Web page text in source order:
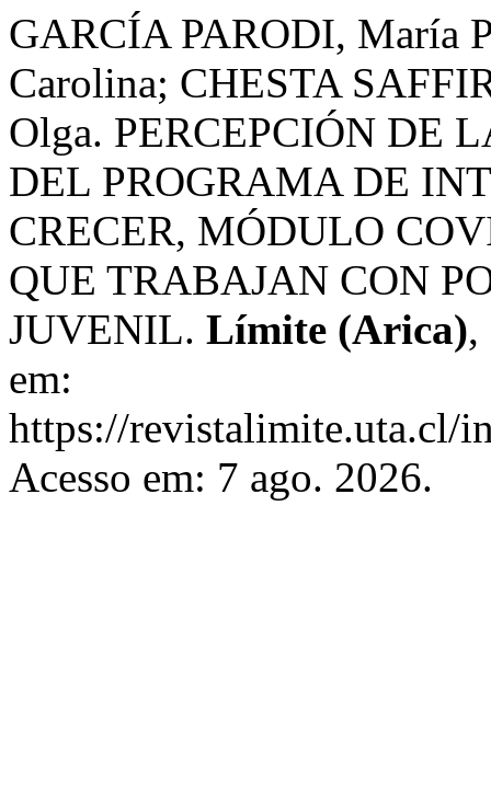
GARCÍA PARODI, María
Carolina; CHESTA
Olga. PERCEPCIÓN DE
DEL PROGRAMA DE
CRECER, MÓDULO
QUE TRABAJAN CON
JUVENIL. Límite (Arica),
em:
https://revistalimite.uta.cl/
Acesso em: 7 ago. 2026.